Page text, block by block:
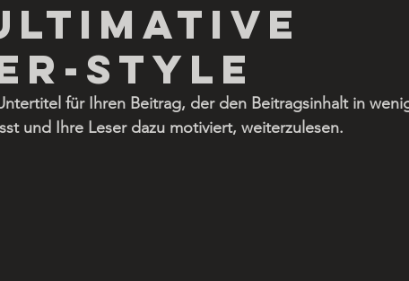
Style
für Ihren Beitrag, der den Beitragsinhalt in
und Ihre Leser dazu motiviert, weiterzulesen.